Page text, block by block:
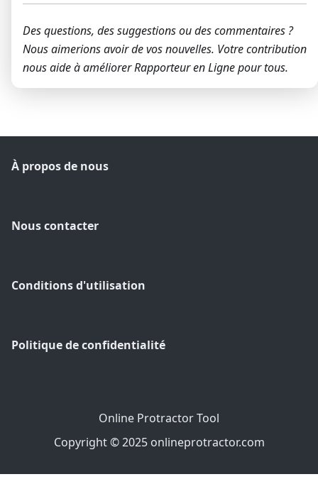
Des questions, des suggestions ou des commentaires ?
Nous aimerions avoir de vos nouvelles. Votre contribution
nous aide à améliorer Rapporteur en Ligne pour tous.
À propos de nous
Nous contacter
Conditions d'utilisation
Politique de confidentialité
Online Protractor Tool
Copyright © 2025 onlineprotractor.com